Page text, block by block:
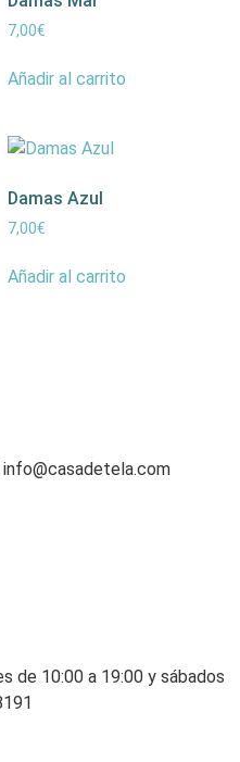
7,00€
Añadir al carrito
Damas Azul
7,00€
Añadir al carrito
info@casadetela.com
de 10:00 a 19:00 y sábados